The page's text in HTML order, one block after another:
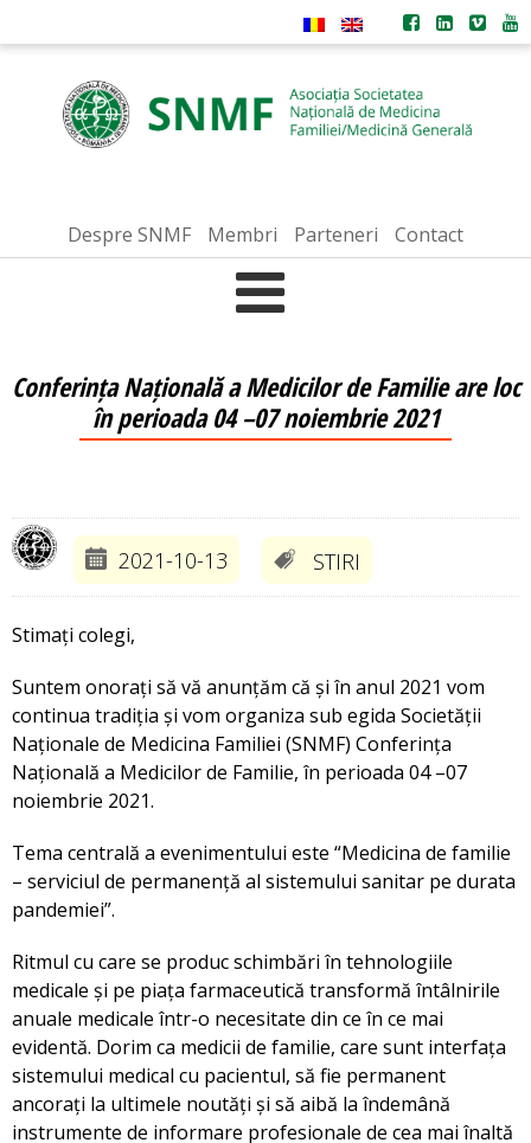
Despre SNMF Membri Parteneri Contact
Conferința Națională a Medicilor de Familie are loc
în perioada 04 –07 noiembrie 2021
2021-10-13 STIRI
Stimați colegi,
Suntem onorați să vă anunțăm că și în anul 2021 vom
continua tradiția și vom organiza sub egida Societății
Naționale de Medicina Familiei (SNMF) Conferința
Națională a Medicilor de Familie, în perioada 04 –07
noiembrie 2021.
Tema centrală a evenimentului este “Medicina de familie
– serviciul de permanență al sistemului sanitar pe durata
pandemiei”.
Ritmul cu care se produc schimbări în tehnologiile
medicale și pe piața farmaceutică transformă întâlnirile
anuale medicale într-o necesitate din ce în ce mai
evidentă. Dorim ca medicii de familie, care sunt interfața
sistemului medical cu pacientul, să fie permanent
ancorați la ultimele noutăți și să aibă la îndemână
instrumente de informare profesionale de cea mai înaltă